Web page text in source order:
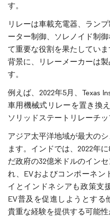
す。
リレーは車載充電器、ラン
ーター制御、ソレノイド制
て重要な役割を果たしてい
背景に、リレーメーカーは
す。
例えば、2022年5月、Texas
車用機械式リレーを置き換
ソリッドステートリレーチッ
アジア太平洋地域が最大の
ます。インドでは、2022年
だ政府の32億米ドルのイン
れ、EVおよびコンポーネン
イとインドネシアも政策支
EV普及を促進しようとする
貴重な経験を提供する可能性